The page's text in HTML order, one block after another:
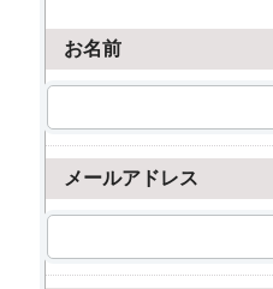
お名前
メールアドレス